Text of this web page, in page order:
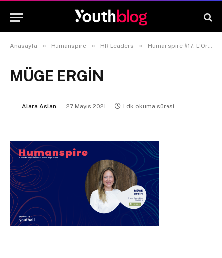
Anasayfa » Humanspire » HR Leaders » Humanspire #17: L’Oréal İnsan Kaynakları Direktörü Demet Hatipoğlu Akman
MÜGE ERGİN
Alara Aslan 27 Mayıs 2021 1 dk okuma süresi